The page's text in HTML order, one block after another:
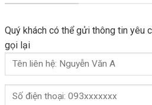
Quý khách có thể gửi thông tin yêu
gọi lại